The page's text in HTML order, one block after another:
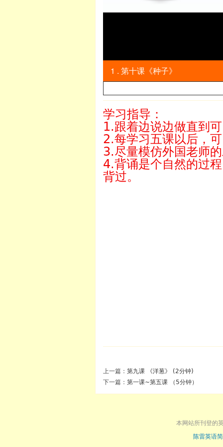
1 . 第十课《种子》
学习指导：
1.跟着边说边做直到
2.每学习五课以后，
3.尽量模仿外国老师
4.背诵是个自然的过
背过。
上一篇： 第九课 《洋葱》 (2分钟)
下一篇： 第一课~第五课 （5分钟）
本网站所刊登的
陈雷英语